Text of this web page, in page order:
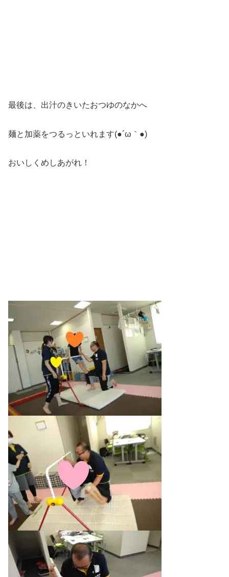
最後は、出汁のきいたおつゆのなかへ
麺と加薬をつるっといれます(●´ω｀●)
おいしくめしあがれ！